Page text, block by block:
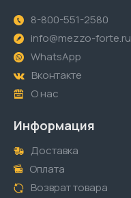
8-800-551-2580
info@mezzo-forte.ru
WhatsApp
Вконтакте
О нас
Информация
Доставка
Оплата
Возврат товара